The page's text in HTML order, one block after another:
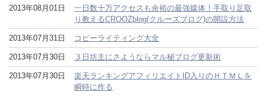
2013年08月01日
一日数十万アクセスも余裕の最強媒体！手取り足取
り教えるCROOZblog(クルーズブログ)の開設方法
2013年07月31日 コピーライティング大全
2013年07月30日 ３日坊主にさようならマル秘ブログ更新術
2013年07月30日
楽天ランキングアフィリエイトID入りのＨＴＭＬを
瞬時に作る